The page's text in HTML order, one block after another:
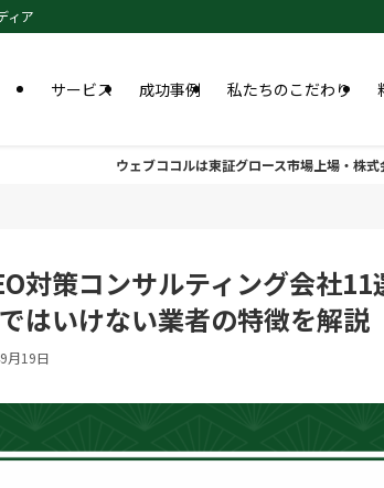
ィア
サービス 成功事例 私たちのこだわり
ウェブココルは東証グロース市場上場・株
対策コンサルティング会社
はいけない業者の特徴を解説
月19日